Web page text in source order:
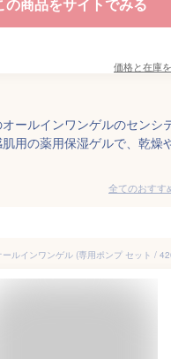
価格と在庫を
オールインワンゲルのセンシ
用の薬用保湿ゲルで、乾燥
全てのおすす